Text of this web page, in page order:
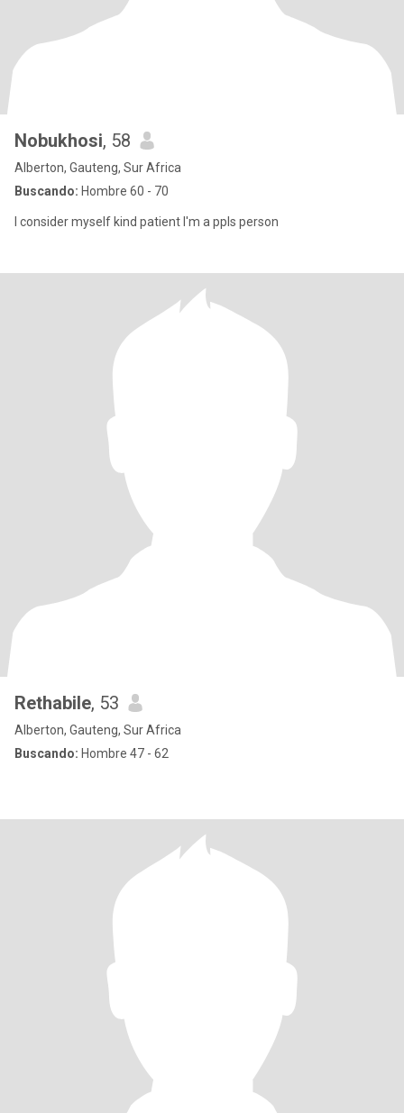
Nobukhosi, 58
Alberton, Gauteng, Sur Africa
Buscando: Hombre 60 - 70
I consider myself kind patient I'm a ppls person
Rethabile, 53
Alberton, Gauteng, Sur Africa
Buscando: Hombre 47 - 62